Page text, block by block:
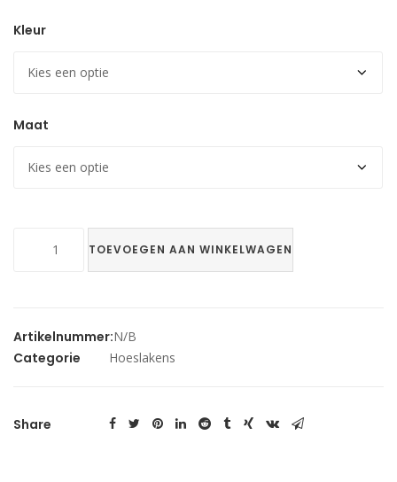
Kleur
Maat
persoons
TOEVOEGEN AAN WINKELWAGEN
Artikelnummer:N/B
Categorie Hoeslakens
Share